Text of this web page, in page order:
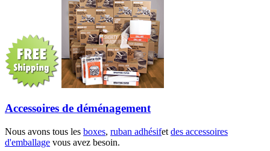
Accessoires de déménagement
Nous avons tous les boxes, ruban adhésifet des accessoires
d'emballage vous avez besoin.